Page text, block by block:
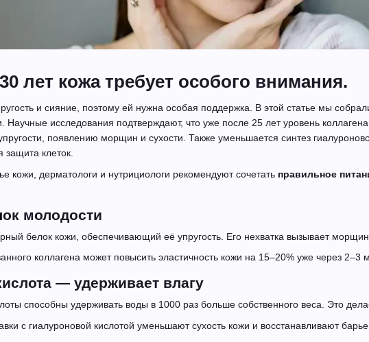
лет кожа требует особого внимания.
и сияние, поэтому ей нужна особая поддержка. В этой статье мы
Научные исследования подтверждают, что уже после 25 лет уровень
появлению морщин и сухости. Также уменьшается синтез
защита клеток.
кожи, дерматологи и нутрициологи рекомендуют сочетать правильное
молодости
белок кожи, обеспечивающий её упругость. Его нехватка вызывает
коллагена может повысить эластичность кожи на 15–20% уже через 2–3
— удерживает влагу
способны удерживать воды в 1000 раз больше собственного веса. Это
с гиалуроновой кислотой уменьшают сухость кожи и восстанавливают